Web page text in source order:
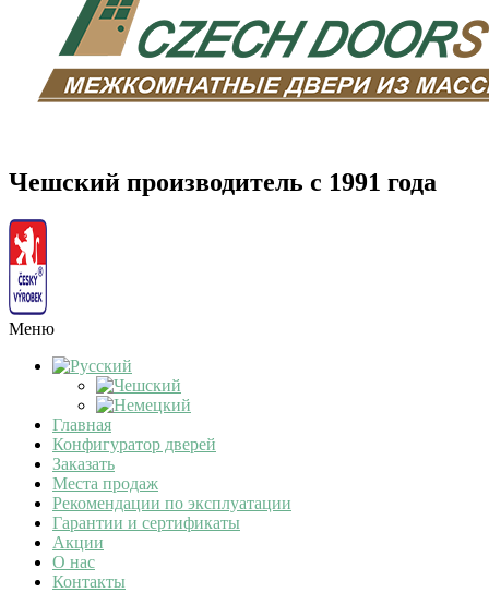
Чешский производитель с 1991 года
Меню
Главная
Конфигуратор дверей
Заказать
Места продаж
Рекомендации по эксплуатации
Гарантии и сертификаты
Акции
О нас
Контакты